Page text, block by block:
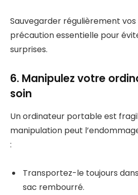
Sauvegarder régulièrement
précaution essentielle pour
surprises.
6. Manipulez votre
soin
Un ordinateur portable est
manipulation peut
:
Transportez-le toujours
sac rembourré.